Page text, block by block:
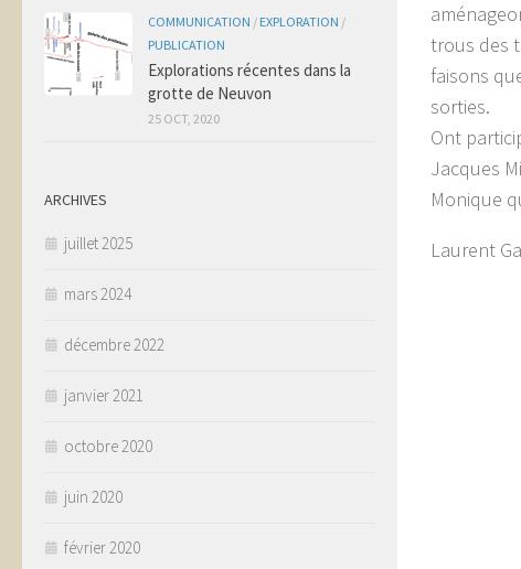
trous des
faisons
sorties.
Ont
Jacques
Monique
Laurent
COMMUNICATION / EXPLORATION /
PUBLICATION
Explorations récentes dans la
grotte de Neuvon
25 OCT, 2020
ARCHIVES
juillet 2025
mars 2024
décembre 2022
janvier 2021
octobre 2020
juin 2020
février 2020